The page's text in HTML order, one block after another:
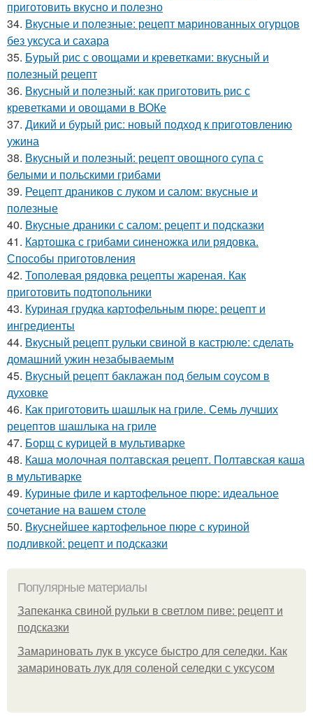
приготовить вкусно и полезно
34. Вкусные и полезные: рецепт маринованных огурцов
без уксуса и сахара
35. Бурый рис с овощами и креветками: вкусный и
полезный рецепт
36. Вкусный и полезный: как приготовить рис с
креветками и овощами в ВОКе
37. Дикий и бурый рис: новый подход к приготовлению
ужина
38. Вкусный и полезный: рецепт овощного супа с
белыми и польскими грибами
39. Рецепт драников с луком и салом: вкусные и
полезные
40. Вкусные драники с салом: рецепт и подсказки
41. Картошка с грибами синеножка или рядовка.
Способы приготовления
42. Тополевая рядовка рецепты жареная. Как
приготовить подтопольники
43. Куриная грудка картофельным пюре: рецепт и
ингредиенты
44. Вкусный рецепт рульки свиной в кастрюле: сделать
домашний ужин незабываемым
45. Вкусный рецепт баклажан под белым соусом в
духовке
46. Как приготовить шашлык на гриле. Семь лучших
рецептов шашлыка на гриле
47. Борщ с курицей в мультиварке
48. Каша молочная полтавская рецепт. Полтавская каша
в мультиварке
49. Куриные филе и картофельное пюре: идеальное
сочетание на вашем столе
50. Вкуснейшее картофельное пюре с куриной
подливкой: рецепт и подсказки
Популярные материалы
Запеканка свиной рульки в светлом пиве: рецепт и
подсказки
Замариновать лук в уксусе быстро для селедки. Как
замариновать лук для соленой селедки с уксусом